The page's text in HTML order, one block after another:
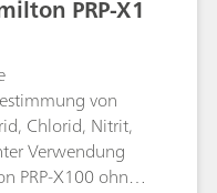
mittels
sowie einige
PRP-X1
von
Chlorid, Nitrit,
Verwendung
PRP-X100 ohne